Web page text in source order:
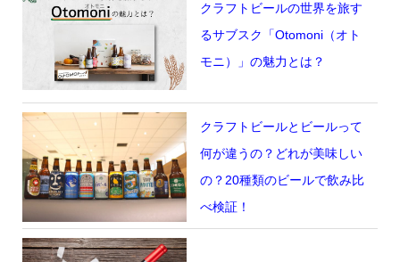
クラフトビールの世界を旅す
るサブスク「Otomoni（オト
モニ）」の魅力とは？
クラフトビールとビールって
何が違うの？どれが美味しい
の？20種類のビールで飲み比
べ検証！